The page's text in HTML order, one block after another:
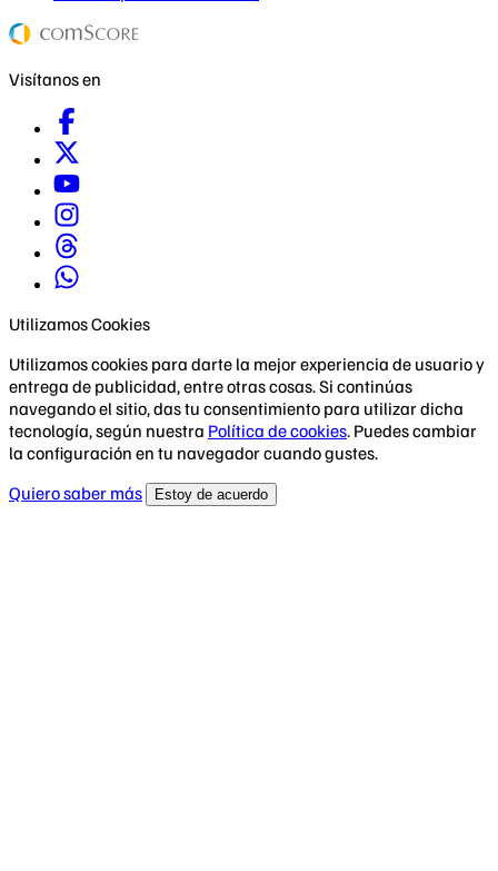
Visítanos en
Utilizamos Cookies
Utilizamos cookies para darte la mejor experiencia de usuario y
entrega de publicidad, entre otras cosas. Si continúas
navegando el sitio, das tu consentimiento para utilizar dicha
tecnología, según nuestra Política de cookies. Puedes cambiar
la configuración en tu navegador cuando gustes.
Quiero saber más
Estoy de acuerdo